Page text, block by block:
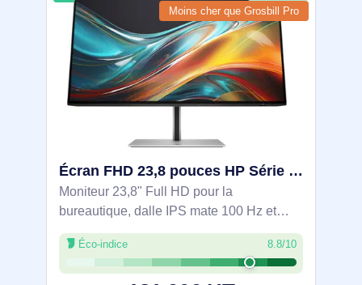
Moins cher que Grosbill Pro
Écran FHD 23,8 pouces HP Série 7 Pro - 724pf - 8X530AA#ABB
Moniteur 23,8" Full HD pour la
bureautique, dalle IPS mate 100 Hz et
temps de réponse 5 ms pour un affichage
fluide et lisible. Couverture sRGB 99% et
P3 85%, calibration usine (Delta E
Éco-indice 8.8/10